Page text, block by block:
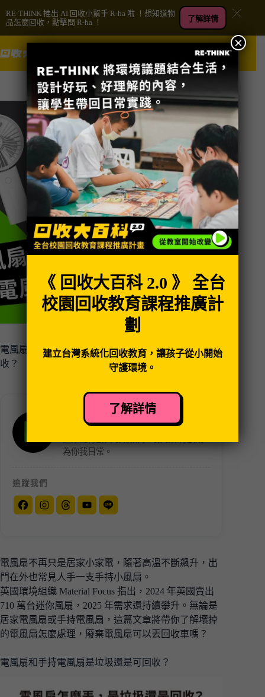
至
主
內
容
電風扇可以丟回收車嗎？手持電風扇是垃圾還是可回
收？
RE-THINK 重新思考
台灣最具創新與社群力的環保團體，透
為你我日常。
追蹤我們
電風扇不再只是居家小家電，隨著高溫不斷飆升，出
門在外也常見人手一支手持小風扇。
英國環境組織 Material Focus 指出，2024 年英國賣出
710 萬台迷你風扇，2025 年需求還持續攀升。無論是
居家電風扇或手持電風扇，這篇文章將帶你了解壞掉
的電風扇怎麼處理，廢棄電風扇可以丟回收車嗎？
電風扇和手持電風扇是垃圾還是可回收？
RE-THINK 推出 AI 回收小幫手 R-ha 啦 ！想知道物
品怎麼回收，點擊問 R-ha ！
了解詳情
《 回收大百科 2.0 》 全台
校園回收教育課程推廣計
劃
建立台灣系統化回收教育，讓孩子從小開始
守護環境。
了解詳情
×